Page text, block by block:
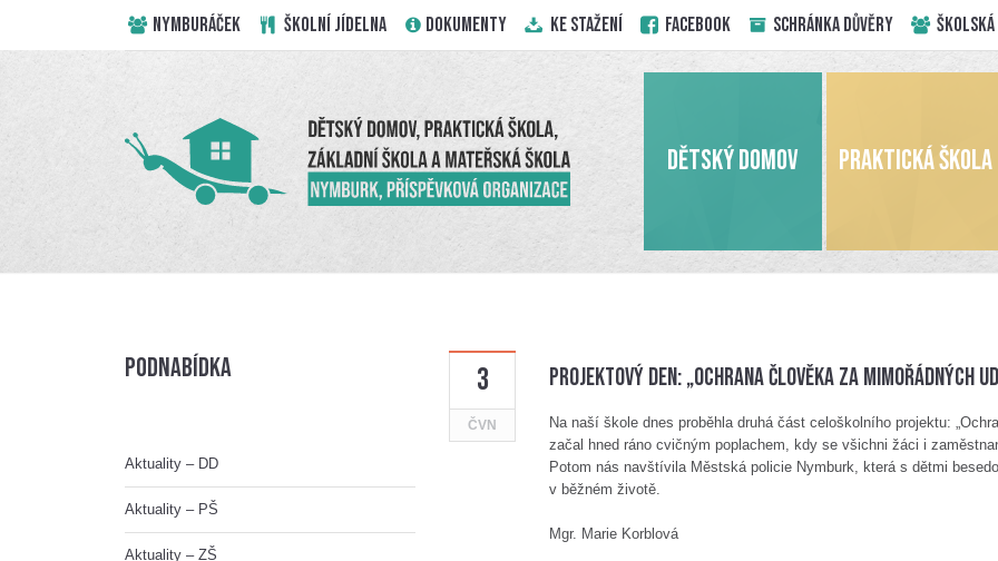
NYMBURÁČEK ŠKOLNÍ JÍDELNA DOKUMENTY KE STAŽENÍ Facebook Schránka důvěry
DĚTSKÝ DOMOV PRAKTICKÁ ŠKOLA
3
ČVN
Projektový den: „Ochrana člověka za mimořádných
Na naší škole dnes proběhla druhá část celoškolního projektu:
začal hned ráno cvičným poplachem, kdy se všichni žáci i
Potom nás navštívila Městská policie Nymburk, která s dětmi
v běžném životě.
Mgr. Marie Korblová
Podnabídka
Aktuality – DD
Aktuality – PŠ
Aktuality – ZŠ